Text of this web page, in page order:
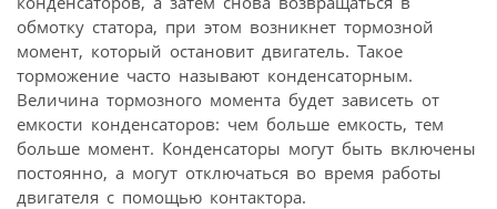
обмотку статора, при этом возникнет тормозной
момент, который остановит двигатель. Такое
торможение часто называют конденсаторным.
Величина тормозного момента будет зависеть от
емкости конденсаторов: чем больше емкость, тем
больше момент. Конденсаторы могут быть включены
постоянно, а могут отключаться во время работы
двигателя с помощью контактора.